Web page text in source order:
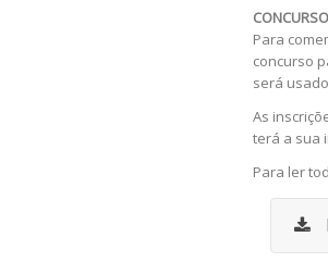
CONCURSO
Para
concurso
será
As
terá a sua
Para ler